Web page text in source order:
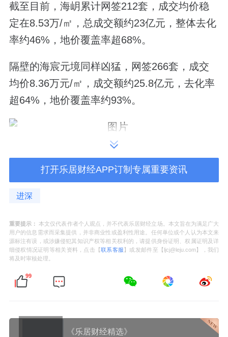
截至目前，海岄累计网签212套，成交均价稳
定在8.53万/㎡，总成交额约23亿元，整体去化
率约46%，地价覆盖率超68%。
隔壁的海宸元境同样凶猛，网签266套，成交
均价8.36万元/㎡，成交额约25.8亿元，去化率
超64%，地价覆盖率约93%。
北京高端会所，早成了一套标准模板：泳池 私
宴厅 影音室。
海岄却很另类，它把那套虚浮公式撕了。
省掉了冗余排场，腾出来的空间，塞进了篮球
不是样板间摆拍。
火气。这里不讲奢华，讲好用。
打开乐居财经APP订制专属重要资讯
进深
重要提示： 本文仅代表作者个人观点，并不代表乐居财经立场。本文旨在为满足广大
用户的信息需求而采集提供，并非商业性或盈利性用途。任何单位或个人认为本文来
源标注有误，或涉嫌侵犯其知识产权等相关权利的，请提供身份证明、权属证明及详
细侵权情况证明等相关资料，点击【联系客服 】或发邮件至【ljcj@leju.com】，我们
将及时审核处理。
99
《乐居财经精选》